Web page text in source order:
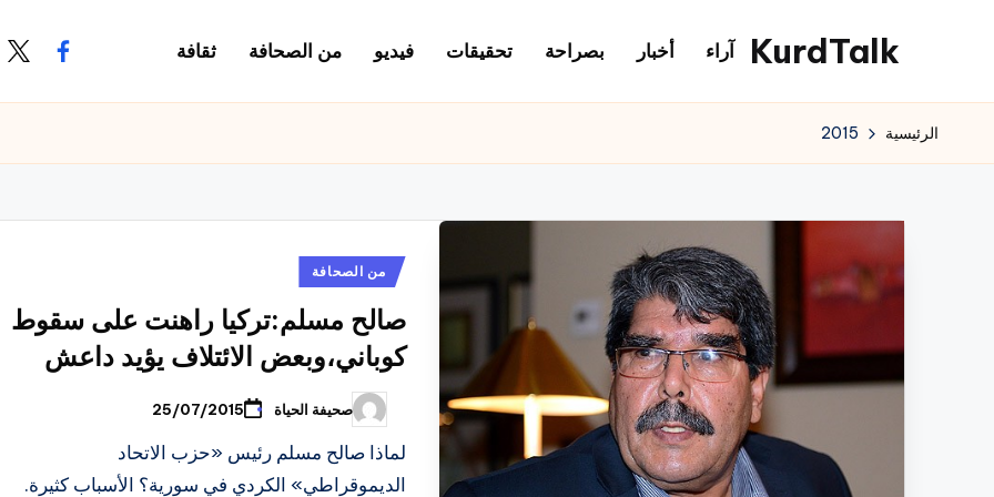
المحتوى
KurdTalk
اخبار
آراء أخبار بصراحة تحقيقات فيديو من الصحافة ثقافة
الرئيسية 2015
نُشرمن الصحافة
صالح مسلم:تركيا راهنت على سقوط
كوباني،وبعض الائتلاف يؤيد داعش
تمّ
النشر
بواسطة
صحيفة الحياة 25/07/2015
لماذا صالح مسلم رئيس «حزب الاتحاد
الديموقراطي» الكردي في سورية؟ الأسباب كثيرة.